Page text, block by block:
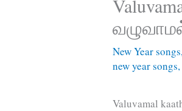
New Year songs
new year songs
Valuvamal